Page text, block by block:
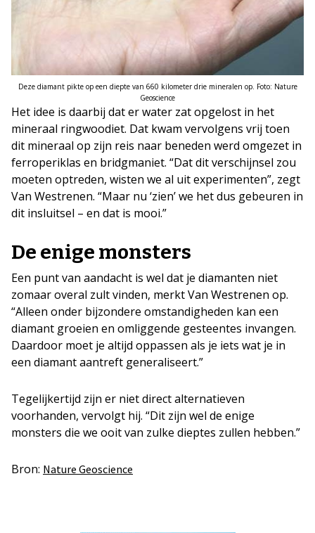
Deze diamant pikte op een diepte van 660 kilometer drie mineralen op. Foto: Nature
Geoscience
Het idee is daarbij dat er water zat opgelost in het
mineraal ringwoodiet. Dat kwam vervolgens vrij toen
dit mineraal op zijn reis naar beneden werd omgezet in
ferroperiklas en bridgmaniet. “Dat dit verschijnsel zou
moeten optreden, wisten we al uit experimenten”, zegt
Van Westrenen. “Maar nu ‘zien’ we het dus gebeuren in
dit insluitsel – en dat is mooi.”
De enige monsters
Een punt van aandacht is wel dat je diamanten niet
zomaar overal zult vinden, merkt Van Westrenen op.
“Alleen onder bijzondere omstandigheden kan een
diamant groeien en omliggende gesteentes invangen.
Daardoor moet je altijd oppassen als je iets wat je in
een diamant aantreft generaliseert.”
Tegelijkertijd zijn er niet direct alternatieven
voorhanden, vervolgt hij. “Dit zijn wel de enige
monsters die we ooit van zulke dieptes zullen hebben.”
Bron: Nature Geoscience